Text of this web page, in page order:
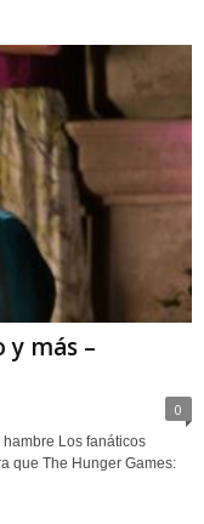
y más –
0
Los fanáticos
que The Hunger Games: